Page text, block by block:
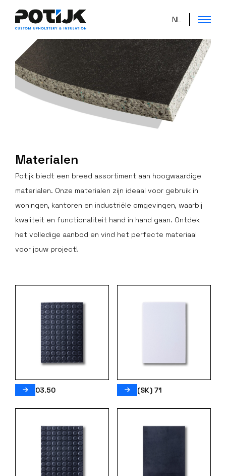
NL
Materialen
Potijk biedt een breed assortiment aan hoogwaardige
materialen. Onze materialen zijn ideaal voor gebruik in
woningen, kantoren en industriële omgevingen, waarbij
kwaliteit en functionaliteit hand in hand gaan. Ontdek
het volledige aanbod en vind het perfecte materiaal
voor jouw project!
03.50 (SK) 71